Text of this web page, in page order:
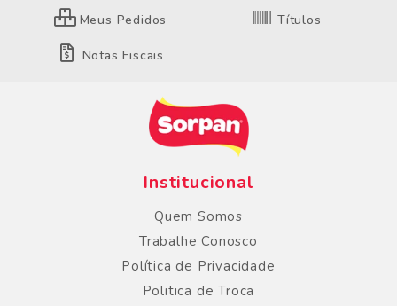
Meus Pedidos Títulos
Notas Fiscais
Institucional
Quem Somos
Trabalhe Conosco
Política de Privacidade
Politica de Troca